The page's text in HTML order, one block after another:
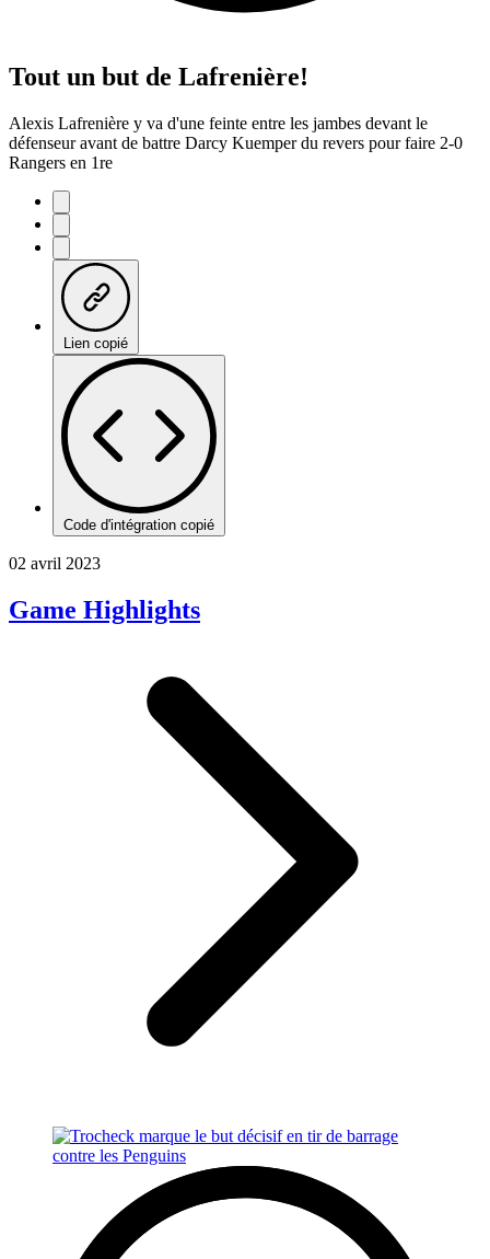
Tout un but de Lafrenière!
Alexis Lafrenière y va d'une feinte entre les jambes devant le
défenseur avant de battre Darcy Kuemper du revers pour faire 2-0
Rangers en 1re
Lien copié
Code d'intégration copié
02 avril 2023
Game Highlights